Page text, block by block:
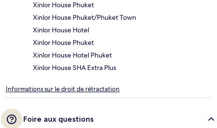
Xinlor House Phuket
Xinlor House Phuket/Phuket Town
Xinlor House Hotel
Xinlor House Phuket
Xinlor House Hotel Phuket
Xinlor House SHA Extra Plus
Informations sur le droit de rétractation
Foire aux questions